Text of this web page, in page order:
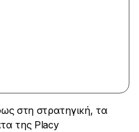
στη στρατηγική, τα
της Placy